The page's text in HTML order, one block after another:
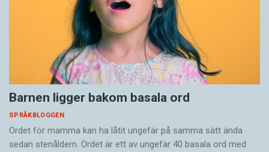
Barnen ligger bakom basala ord
SPRÅKBLOGGEN
Ordet för mamma kan ha låtit ungefär på samma sätt ända
sedan stenåldern. Ordet är ett av ungefär 40 basala ord med